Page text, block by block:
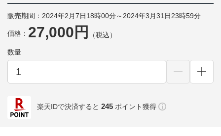
販売期間：2024年2月7日18時00分～2024年3月31日23時59分
価格： 27,000円 （税込）
数量
楽天IDで決済すると 245 ポイント獲得